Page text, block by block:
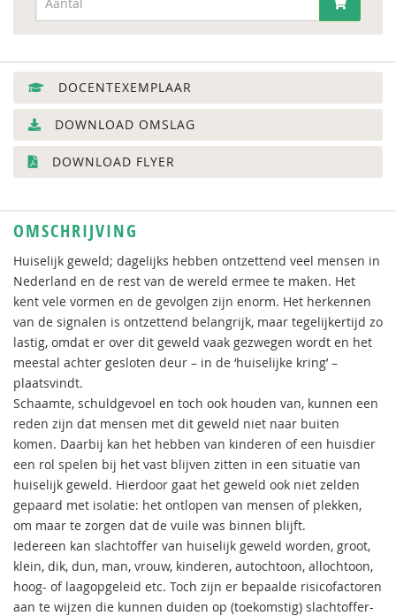
DOCENTEXEMPLAAR
DOWNLOAD OMSLAG
DOWNLOAD FLYER
OMSCHRIJVING
Huiselijk geweld; dagelijks hebben ontzettend veel mensen in
Nederland en de rest van de wereld ermee te maken. Het
kent vele vormen en de gevolgen zijn enorm. Het herkennen
van de signalen is ontzettend belangrijk, maar tegelijkertijd zo
lastig, omdat er over dit geweld vaak gezwegen wordt en het
meestal achter gesloten deur – in de ‘huiselijke kring’ –
plaatsvindt.
Schaamte, schuldgevoel en toch ook houden van, kunnen een
reden zijn dat mensen met dit geweld niet naar buiten
komen. Daarbij kan het hebben van kinderen of een huisdier
een rol spelen bij het vast blijven zitten in een situatie van
huiselijk geweld. Hierdoor gaat het geweld ook niet zelden
gepaard met isolatie: het ontlopen van mensen of plekken,
om maar te zorgen dat de vuile was binnen blijft.
Iedereen kan slachtoffer van huiselijk geweld worden, groot,
klein, dik, dun, man, vrouw, kinderen, autochtoon, allochtoon,
hoog- of laagopgeleid etc. Toch zijn er bepaalde risicofactoren
aan te wijzen die kunnen duiden op (toekomstig) slachtoffer-